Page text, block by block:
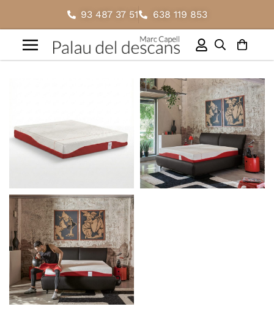
93 487 37 51 638 119 853